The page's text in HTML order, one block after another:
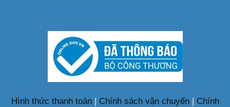
Hình thức thanh toán | Chính sách vận chuyển| Chính